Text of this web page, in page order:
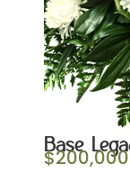
Base
$200,000